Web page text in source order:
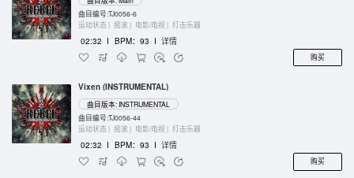
曲目编号:TJ0056-6
运动状态 | 摇滚 | 电影/电视 | 打击乐器
02:32 I BPM：93 I 详情
购买
Vixen (INSTRUMENTAL)
曲目版本: INSTRUMENTAL
曲目编号:TJ0056-44
运动状态 | 摇滚 | 电影/电视 | 打击乐器
02:32 I BPM：93 I 详情
购买